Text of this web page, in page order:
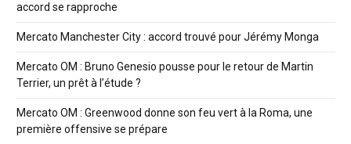
accord se rapproche
Mercato Manchester City : accord trouvé pour Jérémy Monga
Mercato OM : Bruno Genesio pousse pour le retour de Martin
Terrier, un prêt à l’étude ?
Mercato OM : Greenwood donne son feu vert à la Roma, une
première offensive se prépare